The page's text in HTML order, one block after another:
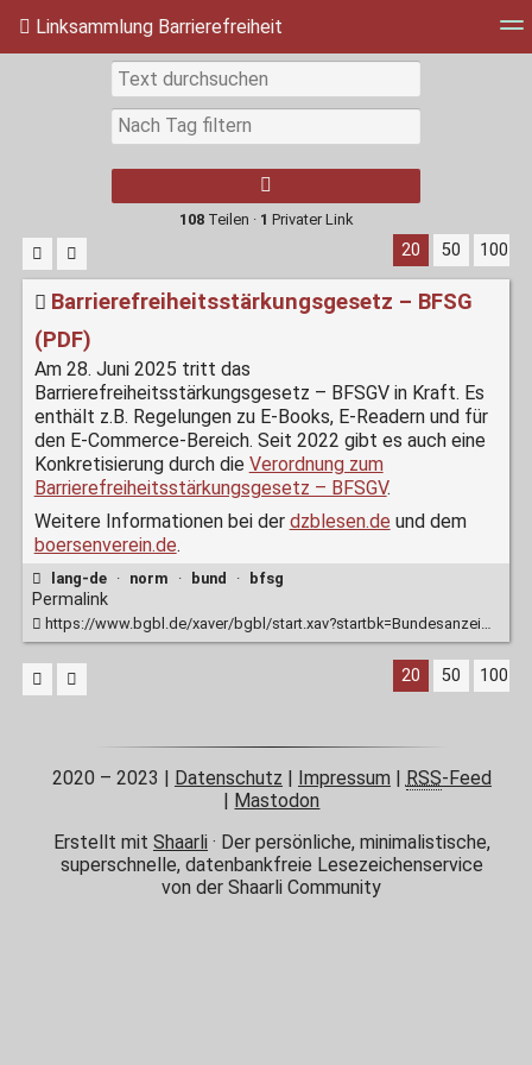
Linksammlung Barrierefreiheit
Täglich RSS Feed
results.
108Teilen · 1 Privater Link
20 50 100
Barrierefreiheitsstärkungsgesetz – BFSG
(PDF)
Am 28. Juni 2025 tritt das
Barrierefreiheitsstärkungsgesetz – BFSGV in Kraft. Es
enthält z.B. Regelungen zu E-Books, E-Readern und für
den E-Commerce-Bereich. Seit 2022 gibt es auch eine
Konkretisierung durch die Verordnung zum
Barrierefreiheitsstärkungsgesetz – BFSGV.
Weitere Informationen bei der dzblesen.de und dem
boersenverein.de.
lang-de · norm · bund · bfsg
Permalink
https://www.bgbl.de/xaver/bgbl/start.xav?startbk=Bundesanzeiger_BGBl&jumpTo=bgbl121s2970.pdf#__bgbl__%2F%2F*%5B%40attr_id%3D%27bgbl121s2970.pdf%27%5D__16721464998969
20 50 100
2020 – 2023 Datenschutz Impressum RSS-Feed
Mastodon
Erstellt mit Shaarli· Der persönliche, minimalistische,
superschnelle, datenbankfreie Lesezeichenservice
von der Shaarli Community